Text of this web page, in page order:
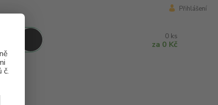
č.
Přihlášení
0 ks
za 0 Kč